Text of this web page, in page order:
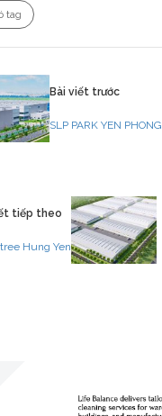
tag
Bài viết trước
SLP PARK YEN PHONG
tiếp theo
Hung Yen